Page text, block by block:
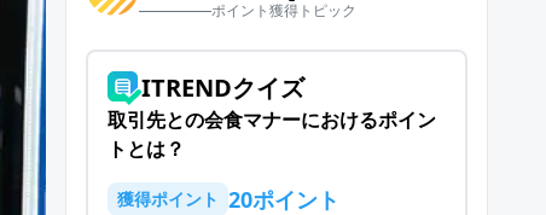
ポイント獲得トピック
ITRENDクイズ
取引先との会食マナーにおけるポイン
トとは？
獲得ポイント 20ポイント